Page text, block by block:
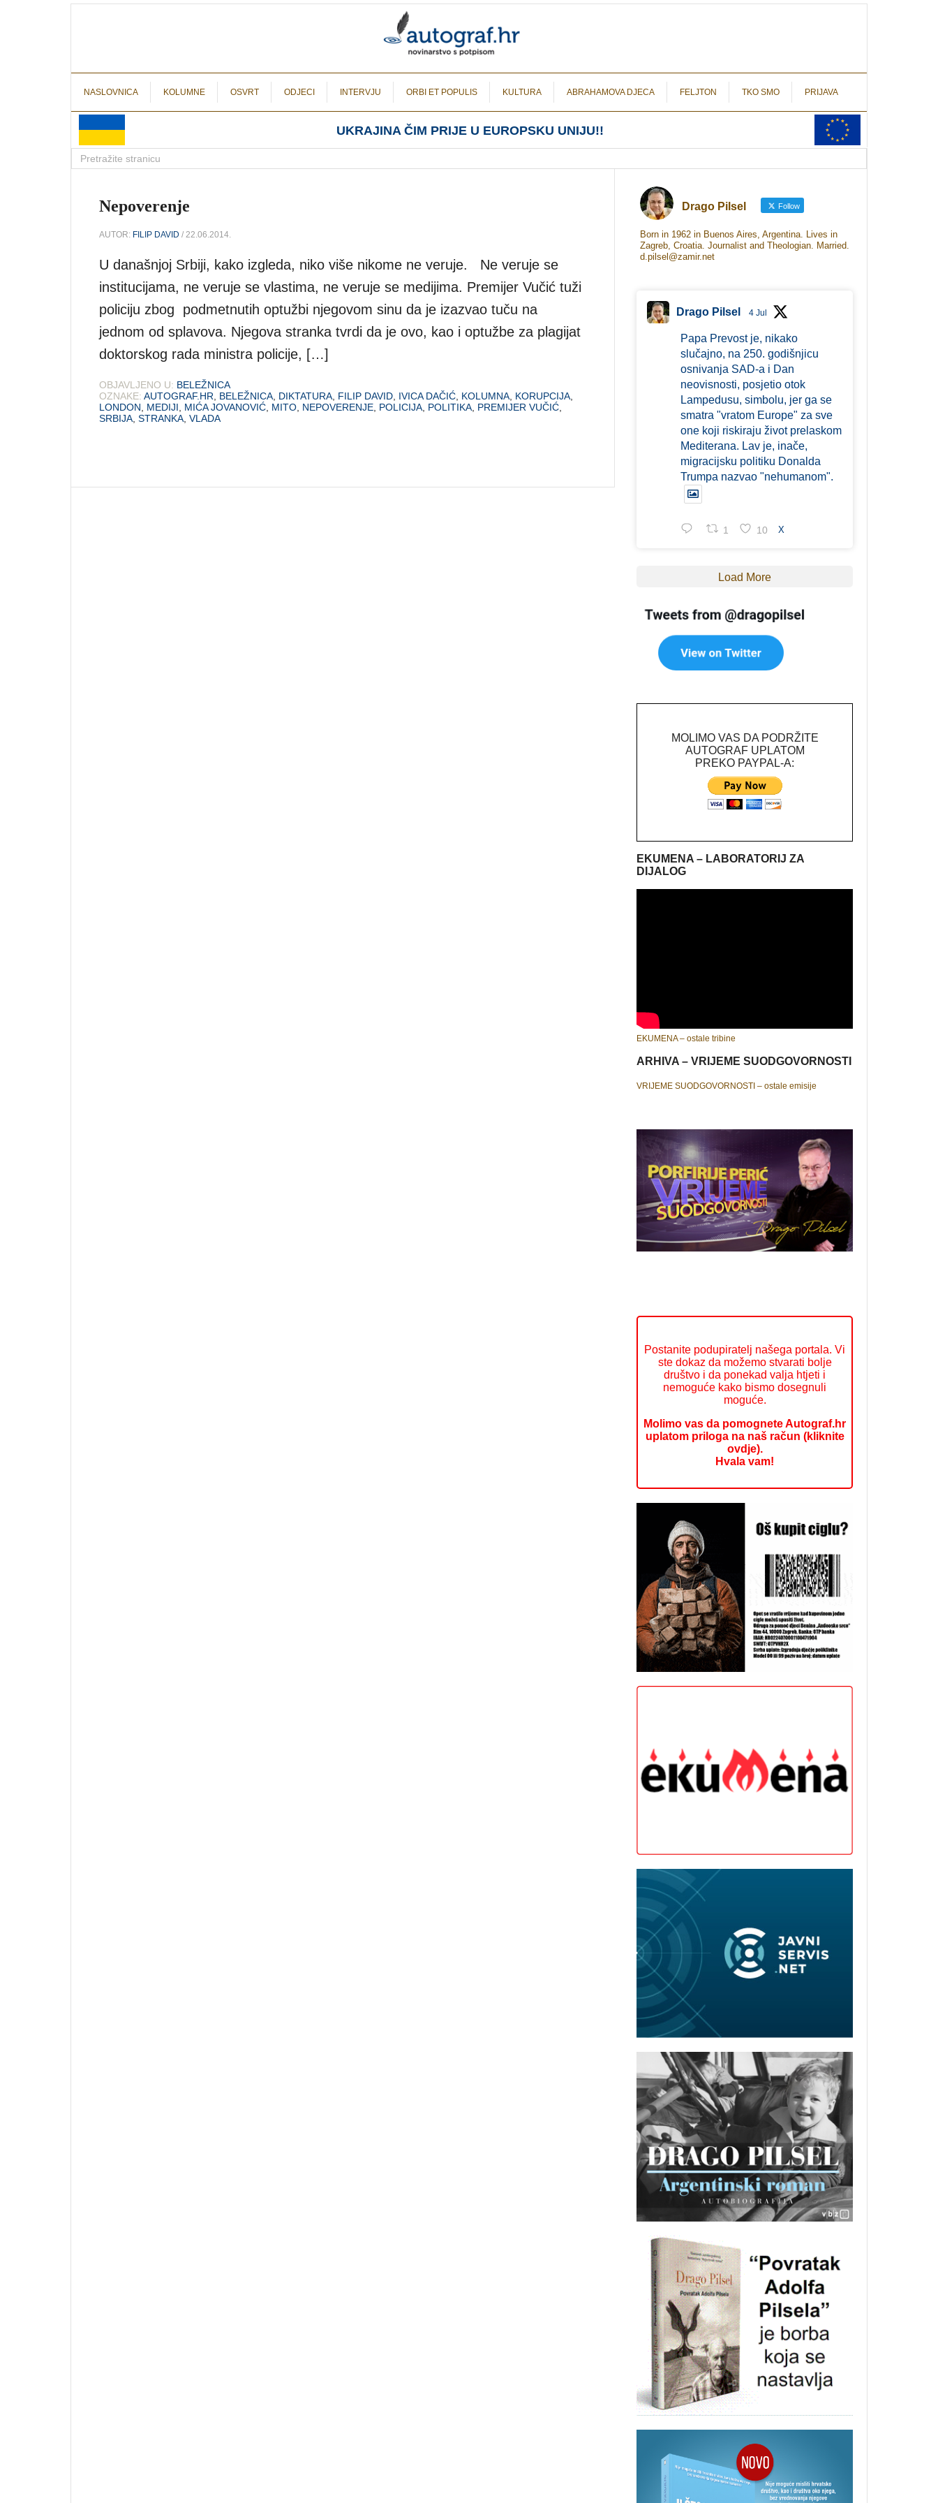
NASLOVNICA KOLUMNE OSVRT ODJECI INTERVJU ORBI ET POPULIS KULTURA ABRAHAMOVA DJECA FELJTON TKO SMO PRIJAVA
UKRAJINA ČIM PRIJE U EUROPSKU UNIJU!!
Nepoverenje
AUTOR: FILIP DAVID / 22.06.2014.
U današnjoj Srbiji, kako izgleda, niko više nikome ne veruje. Ne veruje se
institucijama, ne veruje se vlastima, ne veruje se medijima. Premijer Vučić tuži
policiju zbog podmetnutih optužbi njegovom sinu da je izazvao tuču na
jednom od splavova. Njegova stranka tvrdi da je ovo, kao i optužbe za plagijat
doktorskog rada ministra policije, […]
OBJAVLJENO U: BELEŽNICA
OZNAKE: AUTOGRAF.HR BELEŽNICA DIKTATURA FILIP DAVID IVICA DAČIĆ KOLUMNA KORUPCIJA
LONDON
MEDIJI MIĆA JOVANOVIĆ MITO NEPOVERENJE POLICIJA POLITIKA PREMIJER VUČIĆ
SRBIJA STRANKA VLADA
Drago Pilsel Follow
Born in 1962 in Buenos Aires, Argentina. Lives in
Zagreb, Croatia. Journalist and Theologian. Married.
d.pilsel@zamir.net
Drago Pilsel 4 Jul
Papa Prevost je, nikako
slučajno, na 250. godišnjicu
osnivanja SAD-a i Dan
neovisnosti, posjetio otok
Lampedusu, simbolu, jer ga se
smatra "vratom Europe" za sve
one koji riskiraju život prelaskom
Mediterana. Lav je, inače,
migracijsku politiku Donalda
Trumpa nazvao "nehumanom".
1 10 X
Load More
MOLIMO VAS DA PODRŽITE
AUTOGRAF UPLATOM
PREKO PAYPAL-A:
EKUMENA – LABORATORIJ ZA
DIJALOG
EKUMENA – ostale tribine
ARHIVA – VRIJEME SUODGOVORNOSTI
VRIJEME SUODGOVORNOSTI – ostale emisije
Postanite podupiratelj našega portala. Vi
ste dokaz da možemo stvarati bolje
društvo i da ponekad valja htjeti i
nemoguće kako bismo dosegnuli
moguće.
Molimo vas da pomognete Autograf.hr
uplatom priloga na naš račun (kliknite
ovdje).
Hvala vam!